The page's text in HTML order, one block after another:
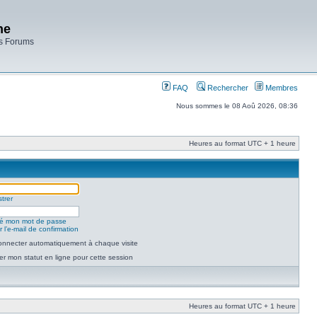
Forums
FAQ Rechercher Membres
Nous sommes le 08 Aoû 2026, 08:36
Heures au format UTC + 1 heure
mon mot de passe
l’e-mail de confirmation
automatiquement à chaque visite
mon statut en ligne pour cette session
Heures au format UTC + 1 heure